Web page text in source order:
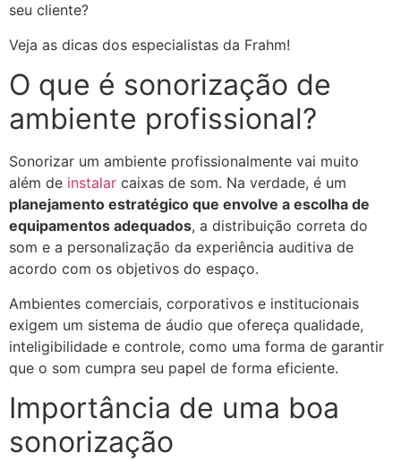
seu cliente?
Veja as dicas dos especialistas da Frahm!
O que é sonorização de
ambiente profissional?
Sonorizar um ambiente profissionalmente vai muito
além de instalar caixas de som. Na verdade, é um
planejamento estratégico que envolve a escolha de
equipamentos adequados, a distribuição correta do
som e a personalização da experiência auditiva de
acordo com os objetivos do espaço.
Ambientes comerciais, corporativos e institucionais
exigem um sistema de áudio que ofereça qualidade,
inteligibilidade e controle, como uma forma de garantir
que o som cumpra seu papel de forma eficiente.
Importância de uma boa
sonorização